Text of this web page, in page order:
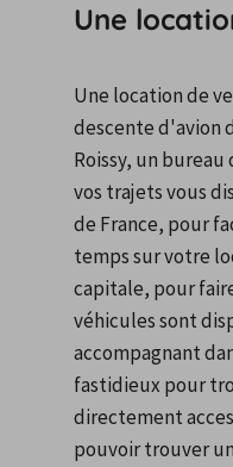
Une
Une location de
descente d'avion
Roissy, un
vos trajets vous
de France, pour
temps sur votre
capitale, pour
véhicules sont
accompagnant
fastidieux pour
directement
pouvoir trouver